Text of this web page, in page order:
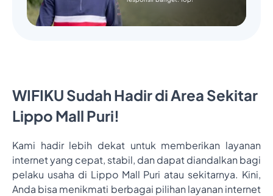
WIFIKU Sudah Hadir di Area Sekitar
Lippo Mall Puri!
Kami hadir lebih dekat untuk memberikan layanan
internet yang cepat, stabil, dan dapat diandalkan bagi
pelaku usaha di Lippo Mall Puri atau sekitarnya. Kini,
Anda bisa menikmati berbagai pilihan layanan internet